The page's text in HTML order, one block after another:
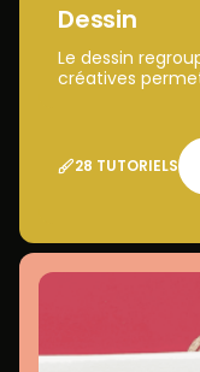
Dessin
Le dessin
créatives
28 TUTORIELS